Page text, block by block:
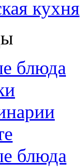
кухня
блюда
блюда